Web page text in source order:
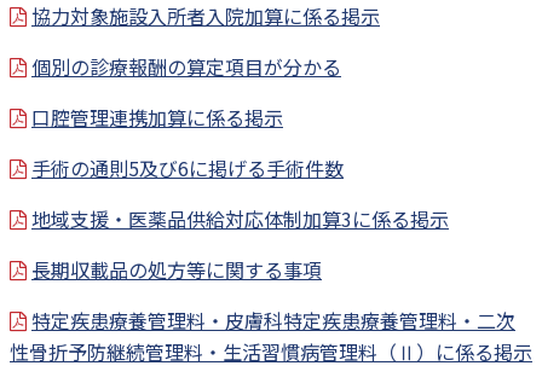
協力対象施設入所者入院加算に係る掲示
個別の診療報酬の算定項目が分かる
口腔管理連携加算に係る掲示
手術の通則5及び6に掲げる手術件数
地域支援・医薬品供給対応体制加算3に係る掲示
長期収載品の処方等に関する事項
特定疾患療養管理料・皮膚科特定疾患療養管理料・二次
性骨折予防継続管理料・生活習慣病管理料（Ⅱ）に係る掲示